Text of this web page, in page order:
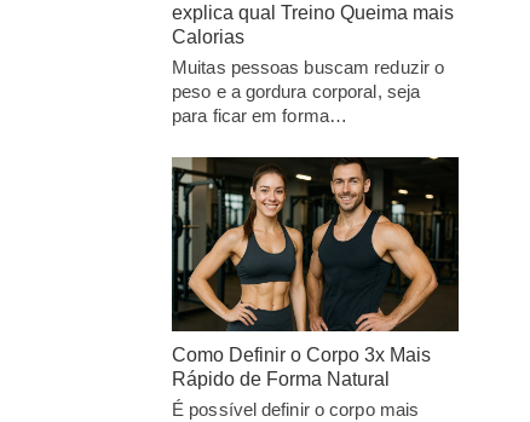
explica qual Treino Queima mais
Calorias
Muitas pessoas buscam reduzir o
peso e a gordura corporal, seja
para ficar em forma…
Como Definir o Corpo 3x Mais
Rápido de Forma Natural
É possível definir o corpo mais